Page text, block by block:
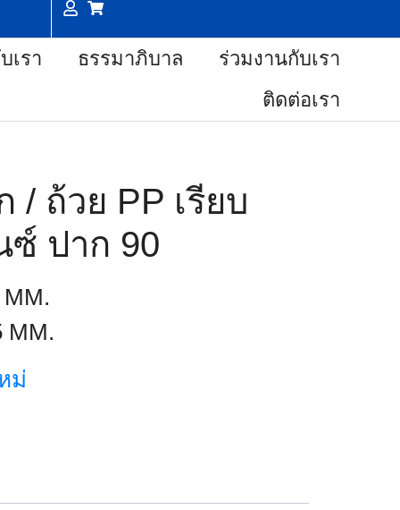
เรา ธรรมาภิบาล
ร่วมงานกับเรา
ติดต่อเรา
/ ถ้วย PP เรียบ
ซ์ ปาก 90
MM.
ม่